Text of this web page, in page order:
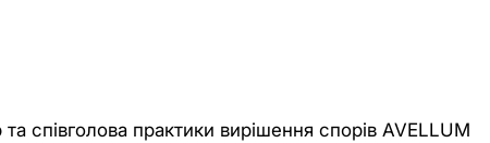
співголова практики вирішення спорів AVELLUM